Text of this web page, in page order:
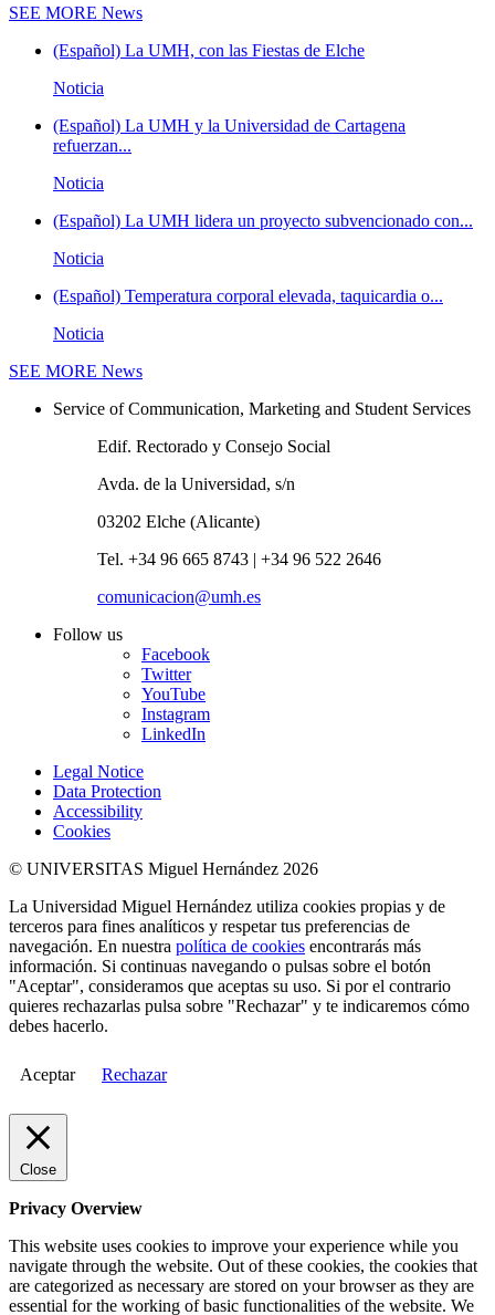
SEE MORE News
(Español) La UMH, con las Fiestas de Elche
Noticia
(Español) La UMH y la Universidad de Cartagena
refuerzan...
Noticia
(Español) La UMH lidera un proyecto subvencionado con...
Noticia
(Español) Temperatura corporal elevada, taquicardia o...
Noticia
SEE MORE News
Service of Communication, Marketing and Student Services
Edif. Rectorado y Consejo Social
Avda. de la Universidad, s/n
03202 Elche (Alicante)
Tel. +34 96 665 8743 | +34 96 522 2646
comunicacion@umh.es
Follow us
Facebook
Twitter
YouTube
Instagram
LinkedIn
Legal Notice
Data Protection
Accessibility
Cookies
© UNIVERSITAS Miguel Hernández 2026
La Universidad Miguel Hernández utiliza cookies propias y de
terceros para fines analíticos y respetar tus preferencias de
navegación. En nuestra política de cookies encontrarás más
información. Si continuas navegando o pulsas sobre el botón
"Aceptar", consideramos que aceptas su uso. Si por el contrario
quieres rechazarlas pulsa sobre "Rechazar" y te indicaremos cómo
debes hacerlo.
Aceptar Rechazar
Close
Privacy Overview
This website uses cookies to improve your experience while you
navigate through the website. Out of these cookies, the cookies that
are categorized as necessary are stored on your browser as they are
essential for the working of basic functionalities of the website. We